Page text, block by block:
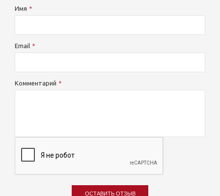
Имя
Email
Комментарий
ОСТАВИТЬ ОТЗЫВ